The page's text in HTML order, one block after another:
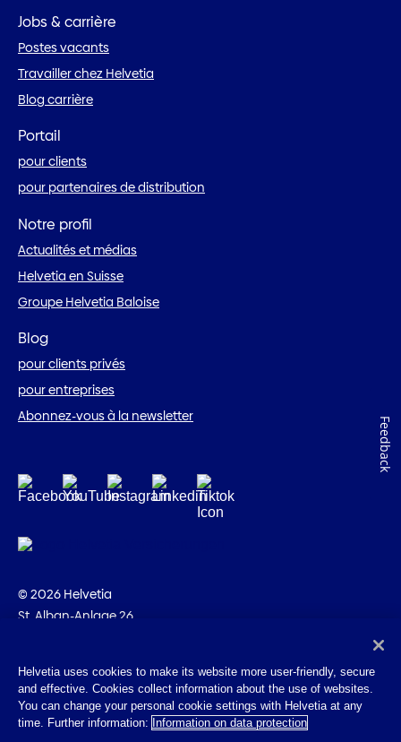
Jobs & carrière
Postes vacants
Travailler chez Helvetia
Blog carrière
Portail
pour clients
pour partenaires de distribution
Notre profil
Actualités et médias
Helvetia en Suisse
Groupe Helvetia Baloise
Blog
pour clients privés
pour entreprises
Abonnez-vous à la newsletter
© 2026 Helvetia
St. Alban-Anlage 26
Impressum
Indications juridiques
Helvetia uses cookies to make its website more user-friendly, secure
and effective. Cookies collect information about the use of websites.
You can change your personal cookie settings with Helvetia at any
time. Further information: Information on data protection
Feedback